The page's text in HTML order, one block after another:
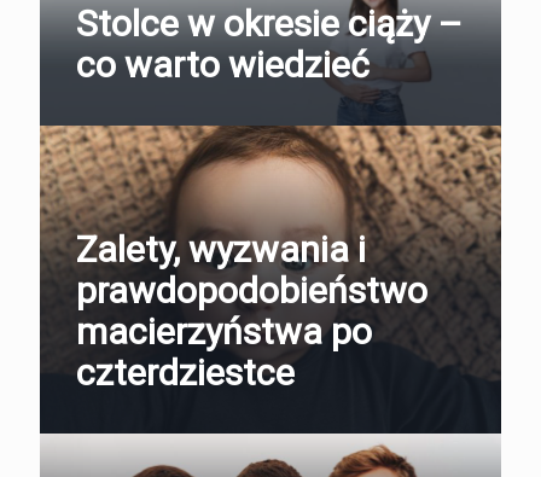
Stolce w okresie ciąży –
co warto wiedzieć
Zalety, wyzwania i
prawdopodobieństwo
macierzyństwa po
czterdziestce